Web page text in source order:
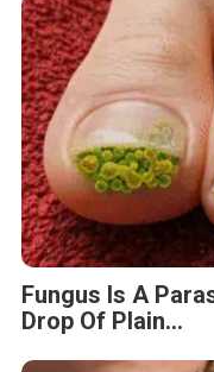
Fungus Is A
Drop Of Plain...